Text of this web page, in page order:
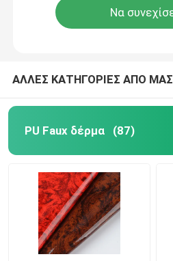
ΑΛΛΕΣ ΚΑΤΗΓΟΡΙΕΣ ΑΠΟ ΜΑΣ
PU Faux δέρμα (87)